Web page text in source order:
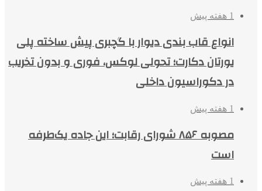
1 هفته پیش
انواع قاب بندی دیوار با گچبری پیش ساخته پلی
یورتان دکارت؛ تحولی لوکس، فوری و بدون تخریب
در دکوراسیون داخلی
1 هفته پیش
مصوبه ۸۵۶ شورای رقابت؛ این جاده یک‌طرفه
است
1 هفته پیش